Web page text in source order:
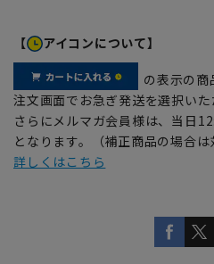
【 アイコンについて】
の表示の商
注文画面でお急ぎ発送を選択いた
さらにメルマガ会員様は、当日
となります。（補正商品の場合は
詳しくはこちら